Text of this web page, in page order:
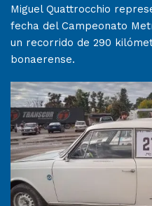
Miguel Quattrocchio
fecha del Campeonato
un recorrido de 290
bonaerense.